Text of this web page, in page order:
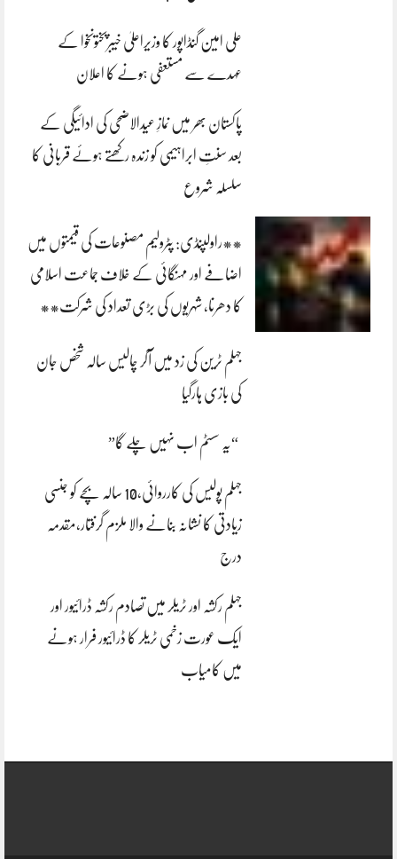
علی امین گنڈاپور کا وزیراعلیٰ خیبرپختونخوا کے
عہدے سے مستعفی ہونے کا اعلان
پاکستان بھر میں نمازِ عیدالاضحی کی ادائیگی کے
بعد سنتِ ابراہیمی کو زندہ رکھتے ہوئے قربانی کا
سلسلہ شروع
**راولپنڈی: پٹرولیم مصنوعات کی قیمتوں میں
اضافے اور مہنگائی کے خلاف جماعت اسلامی
کا دھرنا، شہریوں کی بڑی تعداد کی شرکت**
جہلم ٹرین کی زد میں آکر چالیس سالہ شخص جان
کی بازی ہارگیا
“یہ سسٹم اب نہیں چلے گا”
جہلم پولیس کی کارروائی،10 سالہ بچے کو جنسی
زیادتی کا نشانہ بنانے والا ملزم گرفتار،مقدمہ
درج
جہلم رکشہ اور ٹریلر میں تصادم رکشہ ڈرائیور اور
ایک عورت زخمی ٹریلر کا ڈرائیور فرار ہونے
میں کامیاب